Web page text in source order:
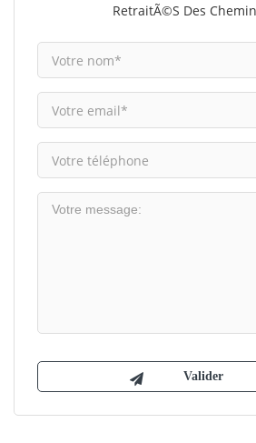
RetraitÃ©s Des